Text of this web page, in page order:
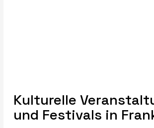
Kulturelle
und Festivals in